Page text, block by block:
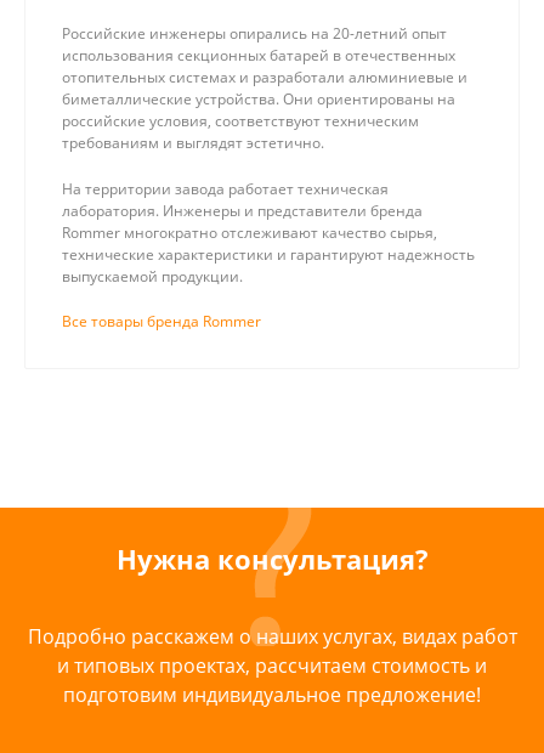
Российские инженеры опирались на 20-летний опыт
использования секционных батарей в отечественных
отопительных системах и разработали алюминиевые и
биметаллические устройства. Они ориентированы на
российские условия, соответствуют техническим
требованиям и выглядят эстетично.
На территории завода работает техническая
лаборатория. Инженеры и представители бренда
Rommer многократно отслеживают качество сырья,
технические характеристики и гарантируют надежность
выпускаемой продукции.
Все товары бренда Rommer
Нужна консультация?
Подробно расскажем о наших услугах, видах работ
и типовых проектах, рассчитаем стоимость и
подготовим индивидуальное предложение!